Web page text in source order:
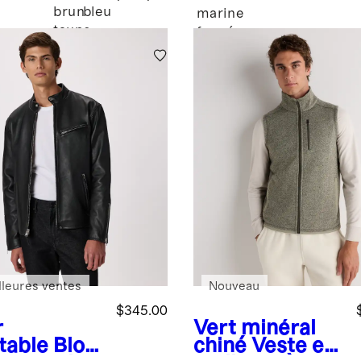
brun
taupe
bleu
marine
foncé
Blou
$345.00
ventes
Vert minéral
chiné Veste en
Nouveau